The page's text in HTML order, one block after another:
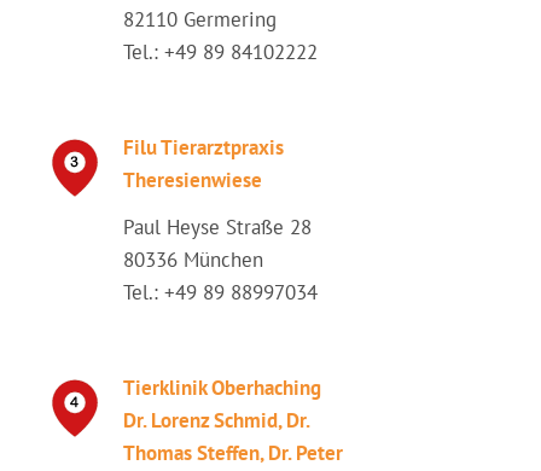
82110 Germering
Tel.: +49 89 84102222
Filu Tierarztpraxis
Theresienwiese
Paul Heyse Straße 28
80336 München
Tel.: +49 89 88997034
Tierklinik Oberhaching
Dr. Lorenz Schmid, Dr.
Thomas Steffen, Dr. Peter